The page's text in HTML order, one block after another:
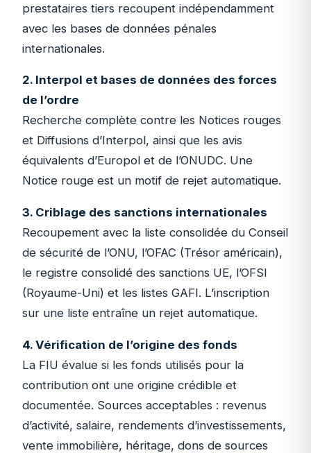
prestataires tiers recoupent indépendamment
avec les bases de données pénales
internationales.
2. Interpol et bases de données des forces
de l’ordre
Recherche complète contre les Notices rouges
et Diffusions d’Interpol, ainsi que les avis
équivalents d’Europol et de l’ONUDC. Une
Notice rouge est un motif de rejet automatique.
3. Criblage des sanctions internationales
Recoupement avec la liste consolidée du Conseil
de sécurité de l’ONU, l’OFAC (Trésor américain),
le registre consolidé des sanctions UE, l’OFSI
(Royaume-Uni) et les listes GAFI. L’inscription
sur une liste entraîne un rejet automatique.
4. Vérification de l’origine des fonds
La FIU évalue si les fonds utilisés pour la
contribution ont une origine crédible et
documentée. Sources acceptables : revenus
d’activité, salaire, rendements d’investissements,
vente immobilière, héritage, dons de sources